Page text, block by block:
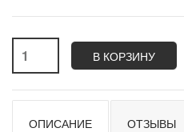
В КОРЗИНУ
ОПИСАНИЕ ОТЗЫВЫ